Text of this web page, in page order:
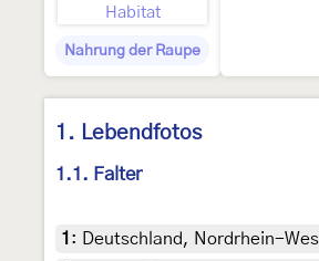
Habitat
Nahrung der Raupe
1. Lebendfotos
1.1. Falter
1 : Deutschland, Nordrhein-